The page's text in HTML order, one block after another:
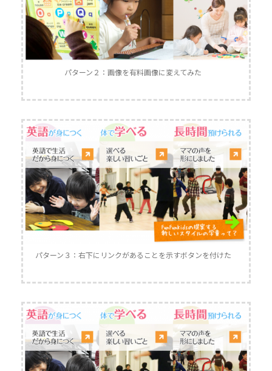
パターン２：画像を有料画像に変えてみた
パターン３：右下にリンクがあることを示すボタンを付けた